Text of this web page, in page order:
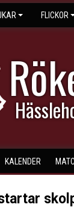
FLICKOR
KALENDER